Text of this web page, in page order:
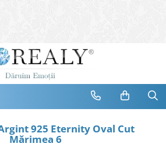
925 Eternity Oval Cut
Mărimea 6